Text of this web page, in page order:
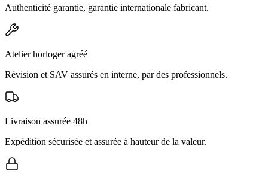
Authenticité garantie, garantie internationale fabricant.
Atelier horloger agréé
Révision et SAV assurés en interne, par des professionnels.
Livraison assurée 48h
Expédition sécurisée et assurée à hauteur de la valeur.